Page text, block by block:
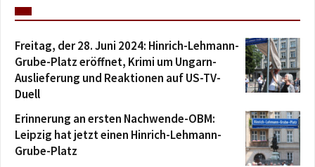
Freitag, der 28. Juni 2024: Hinrich-Lehmann-
Grube-Platz eröffnet, Krimi um Ungarn-
Auslieferung und Reaktionen auf US-TV-
Duell
Erinnerung an ersten Nachwende-OBM:
Leipzig hat jetzt einen Hinrich-Lehmann-
Grube-Platz